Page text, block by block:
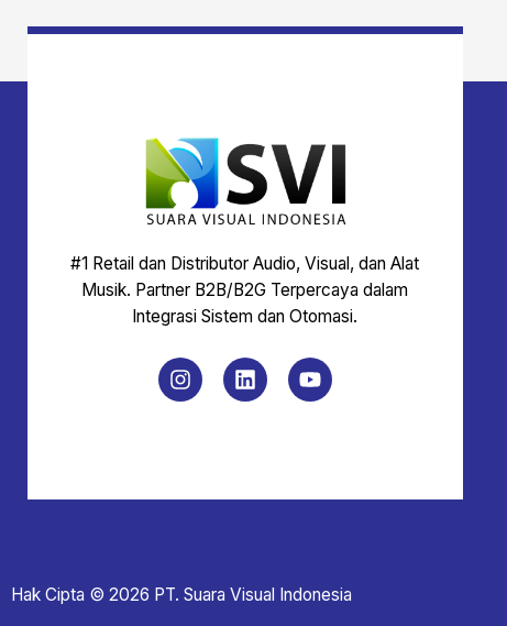
#1 Retail dan Distributor Audio, Visual, dan Alat
Musik. Partner B2B/B2G Terpercaya dalam
Integrasi Sistem dan Otomasi.
Hak Cipta © 2026 PT. Suara Visual Indonesia